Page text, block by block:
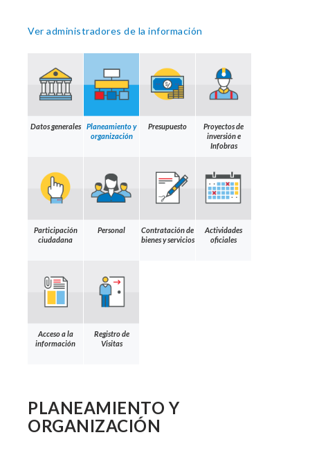
Ver administradores de la información
Datos generales
Planeamiento y
organización
Presupuesto
Proyectos de
inversión e
Infobras
Participación
ciudadana
Personal
Contratación de
bienes y servicios
Actividades
oficiales
Acceso a la
información
Registro de
Visitas
PLANEAMIENTO Y
ORGANIZACIÓN